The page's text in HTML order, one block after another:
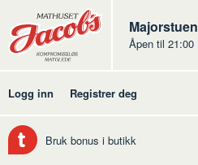
Butikker
Jacobs
Majorstuen
Åpen til 21:00
Logg inn Registrer deg
Bruk bonus i butikk